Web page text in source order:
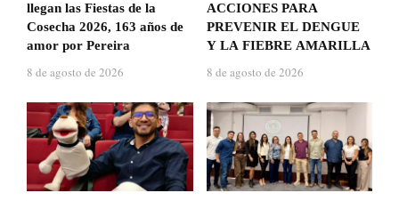
llegan las Fiestas de la
Cosecha 2026, 163 años de
amor por Pereira
8 de agosto de 2026
ACCIONES PARA
PREVENIR EL DENGUE
Y LA FIEBRE AMARILLA
8 de agosto de 2026